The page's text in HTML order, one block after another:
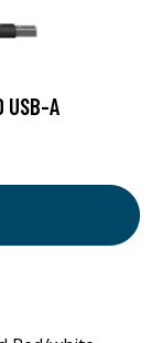
USB-A